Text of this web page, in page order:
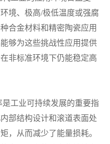
境、极高/极低温度或强腐
合金材料和精密陶瓷应用
够为这些挑战性应用提供
非标准环境下仍能稳定高
工业可持续发展的重要指
部结构设计和滚道表面处
，从而减少了能量损耗。